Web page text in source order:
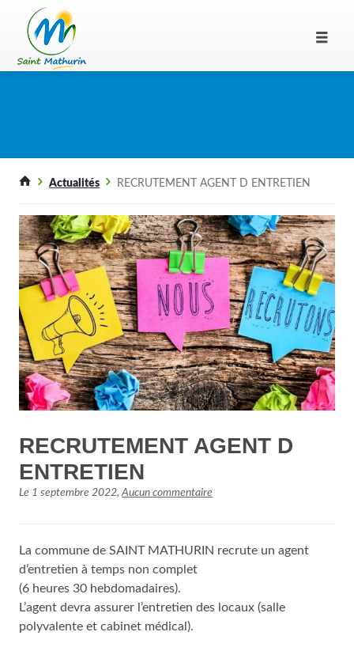
Actualités RECRUTEMENT AGENT D ENTRETIEN
RECRUTEMENT AGENT D
ENTRETIEN
Le 1 septembre 2022,Aucun commentaire
La commune de SAINT MATHURIN recrute un agent
d’entretien à temps non complet
(6 heures 30 hebdomadaires).
L’agent devra assurer l’entretien des locaux (salle
polyvalente et cabinet médical).